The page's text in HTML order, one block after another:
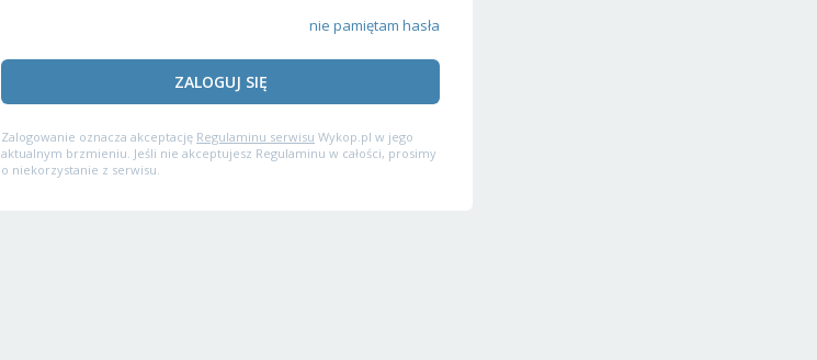
nie pamiętam hasła
ZALOGUJ SIĘ
Zalogowanie oznacza akceptację Regulaminu serwisu Wykop.pl w jego
aktualnym brzmieniu. Jeśli nie akceptujesz Regulaminu w całości, prosimy
o niekorzystanie z serwisu.